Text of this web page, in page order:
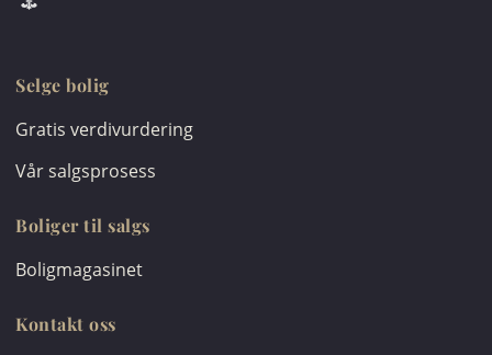
Selge bolig
Gratis verdivurdering
Vår salgsprosess
Boliger til salgs
Boligmagasinet
Kontakt oss